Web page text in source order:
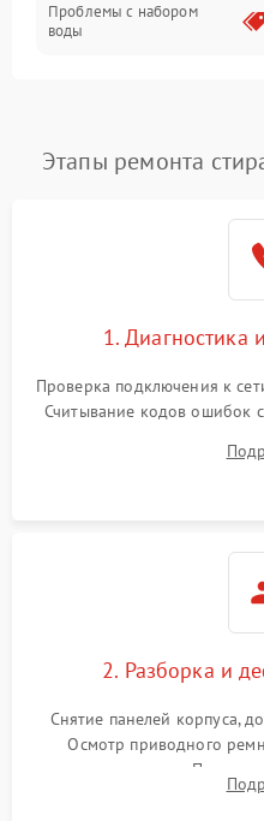
Проблемы с набором
воды
Замена платы управления
Этапы ремонта
1. Диагностика
Проверка подключения к
Считывание кодов ошибок с
выявления посторонних
электронного
2. Разборка и
Снятие панелей корпуса,
Осмотр приводного
амортизаторов.
крестовины на износ,